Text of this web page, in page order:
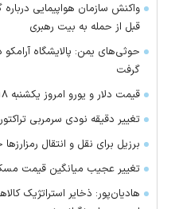
قبل از حمله به بیت رهبری
حوثی‌های یمن: پالایشگاه آرامکو
گرفت
قیمت دلار و یورو امروز یکشنبه ۱۸ مرداد ۱۴۰۵
تغییر دقیقه نودی سرمربی
برزیل برای نقل‌ و انتقال
تغییر عجیب میانگین قیمت
هادیان‌پور: ذخایر استراتژیک